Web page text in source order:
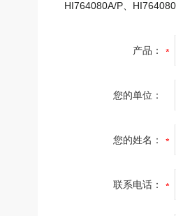
产品：
您的单位：
您的姓名：
联系电话：